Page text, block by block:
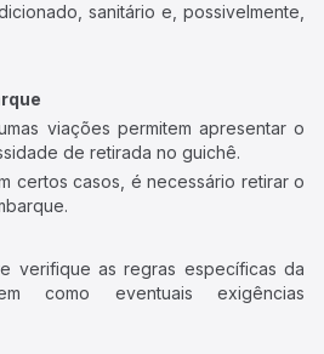
sanitário e, possivelmente,
viações permitem apresentar o
de retirada no guichê.
certos casos, é necessário retirar o
verifique as regras específicas da
como eventuais exigências